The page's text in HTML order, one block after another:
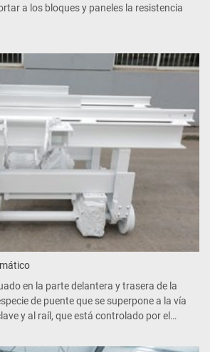
a los bloques y paneles la resistencia
en la parte delantera y trasera de la
de puente que se superpone a la vía
y al raíl, que está controlado por el
automático.